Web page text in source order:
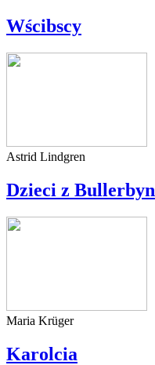
Wścibscy
Astrid Lindgren
Dzieci z Bullerbyn
Maria Krüger
Karolcia